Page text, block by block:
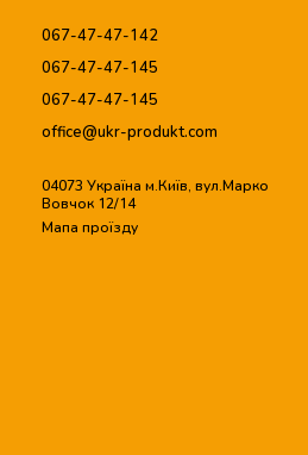
067-47-47-142
067-47-47-145
067-47-47-145
office@ukr-produkt.com
04073 Україна м.Київ, вул.Марко
Вовчок 12/14
Мапа проїзду